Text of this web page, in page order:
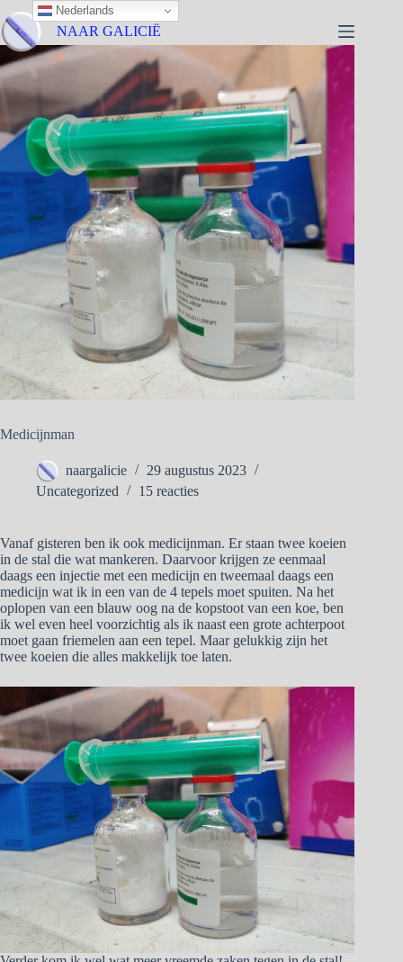
NAAR GALICIË
Medicijnman
naargalicie
29 augustus 2023
Uncategorized
15 reacties
Vanaf gisteren ben ik ook medicijnman. Er staan twee koeien
in de stal die wat mankeren. Daarvoor krijgen ze eenmaal
daags een injectie met een medicijn en tweemaal daags een
medicijn wat ik in een van de 4 tepels moet spuiten. Na het
oplopen van een blauw oog na de kopstoot van een koe, ben
ik wel even heel voorzichtig als ik naast een grote achterpoot
moet gaan friemelen aan een tepel. Maar gelukkig zijn het
twee koeien die alles makkelijk toe laten.
Nederlands